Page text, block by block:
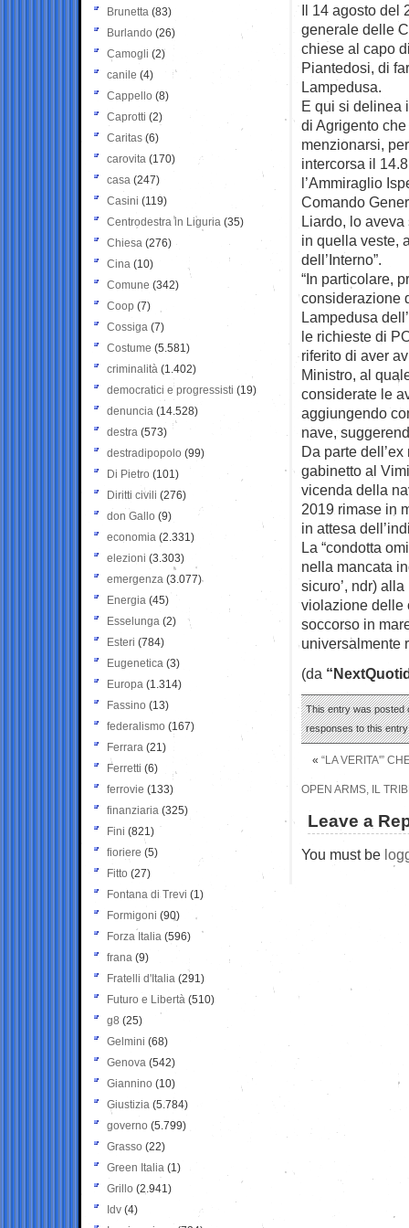
Il 14 agosto del
generale delle
chiese al capo
Piantedosi, di
Lampedusa.
E qui si delinea
di Agrigento
menzionarsi,
intercorsa il
l’Ammiraglio
Comando
Liardo, lo
in quella veste,
dell’Interno”.
“In particolare,
considerazione
Lampedusa
le richieste di
riferito di aver
Ministro, al
considerate le
aggiungendo
nave,
Da parte
gabinetto al
vicenda della
2019 rimase in
in attesa
La “condotta
nella mancata
sicuro’, ndr)
violazione delle
soccorso in
universalmente
(da
This entry was posted
responses to this
« “LA VERITA'”
OPEN ARMS, IL
Leave a
You must be
Brunetta (83)
Burlando (26)
Camogli (2)
canile (4)
Cappello (8)
Caprotti (2)
Caritas (6)
carovita (170)
casa (247)
Casini (119)
Centrodestra in Liguria (35)
Chiesa (276)
Cina (10)
Comune (342)
Coop (7)
Cossiga (7)
Costume (5.581)
criminalità (1.402)
democratici e progressisti (19)
denuncia (14.528)
destra (573)
destradipopolo (99)
Di Pietro (101)
Diritti civili (276)
don Gallo (9)
economia (2.331)
elezioni (3.303)
emergenza (3.077)
Energia (45)
Esselunga (2)
Esteri (784)
Eugenetica (3)
Europa (1.314)
Fassino (13)
federalismo (167)
Ferrara (21)
Ferretti (6)
ferrovie (133)
finanziaria (325)
Fini (821)
fioriere (5)
Fitto (27)
Fontana di Trevi (1)
Formigoni (90)
Forza Italia (596)
frana (9)
Fratelli d'Italia (291)
Futuro e Libertà (510)
g8 (25)
Gelmini (68)
Genova (542)
Giannino (10)
Giustizia (5.784)
governo (5.799)
Grasso (22)
Green Italia (1)
Grillo (2.941)
Idv (4)